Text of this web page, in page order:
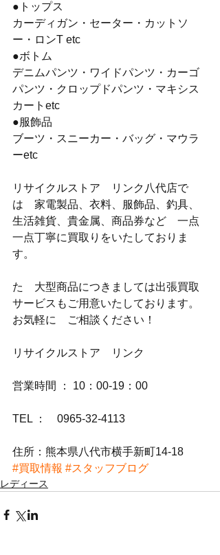
●トップス
カーディガン・セーター・カットソ
ー・ロンT etc
●ボトム
デニムパンツ・ワイドパンツ・カーゴ
パンツ・クロップドパンツ・マキシス
カートetc
●服飾品
ブーツ・スニーカー・バッグ・マウラ
ーetc
リサイクルストア　リンク八代店で
は　家電製品、衣料、服飾品、釣具、
生活雑貨、貴金属、商品券など　一点
一点丁寧に買取りをいたしておりま
す。
た　大型商品につきましては出張買取
サービスもご用意いたしております。
お気軽に　ご相談ください！
リサイクルストア　リンク
営業時間 ： 10：00-19：00
TEL ：　0965-32-4113
住所：熊本県八代市横手新町14-18
#買取情報 #スタッフブログ
レディース